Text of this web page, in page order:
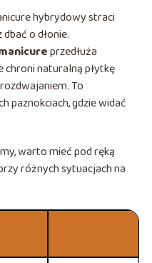
hybrydowy straci
o dłonie.
przedłuża
chroni naturalną płytkę
To
paznokciach, gdzie widać
warto mieć pod ręką
różnych sytuacjach na